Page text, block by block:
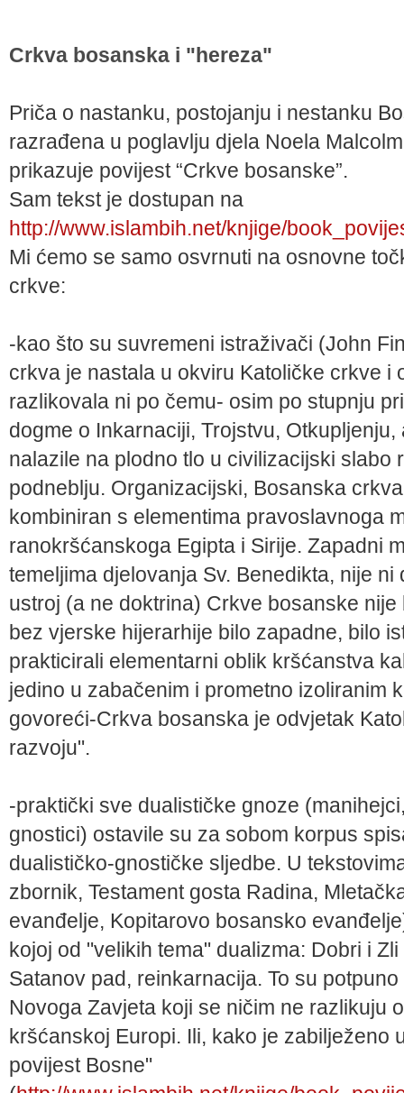
Crkva bosanska i "hereza"
Priča o nastanku, postojanju i nestanku
razrađena u poglavlju djela Noela
prikazuje povijest “Crkve bosanske”.
Sam tekst je dostupan na
http://www.islambih.net/knjige/
Mi ćemo se samo osvrnuti na osnovne
crkve:
-kao što su suvremeni istraživači (John
crkva je nastala u okviru Katoličke crkve i
razlikovala ni po čemu- osim po stupnju
dogme o Inkarnaciji, Trojstvu,
nalazile na plodno tlo u civilizacijski slabo
podneblju. Organizacijski, Bosanska
kombiniran s elementima pravoslavnoga
ranokršćanskoga Egipta i Sirije. Zapadni
temeljima djelovanja Sv. Benedikta, nije
ustroj (a ne doktrina) Crkve bosanske
bez vjerske hijerarhije bilo zapadne, bilo
prakticirali elementarni oblik kršćanstva
jedino u zabačenim i prometno izoliranim
govoreći-Crkva bosanska je odvjetak
razvoju".
-praktički sve dualističke gnoze
gnostici) ostavile su za sobom korpus
dualističko-gnostičke sljedbe. U
zbornik, Testament gosta Radina,
evanđelje, Kopitarovo bosansko
kojoj od "velikih tema" dualizma: Dobri i
Satanov pad, reinkarnacija. To su
Novoga Zavjeta koji se ničim ne razlikuju
kršćanskoj Europi. Ili, kako je zabilježeno
povijest Bosne"